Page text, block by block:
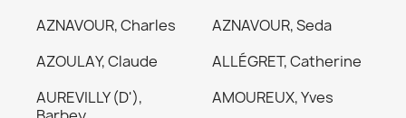
AZNAVOUR, Charles
AZNAVOUR, Seda
AZOULAY, Claude
ALLÉGRET, Catherine
AUREVILLY (D'),
AMOUREUX, Yves